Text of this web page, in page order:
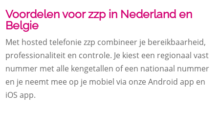
Voordelen voor zzp in Nederland en
Belgie
Met hosted telefonie zzp combineer je bereikbaarheid,
professionaliteit en controle. Je kiest een regionaal vast
nummer met alle kengetallen of een nationaal nummer
en je neemt mee op je mobiel via onze Android app en
iOS app.